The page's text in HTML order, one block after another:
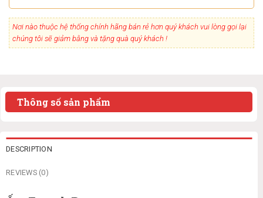
Nơi nào thuộc hệ thống chính hãng bán rẻ hơn quý khách vui lòng gọi lại
chúng tôi sẽ giảm bằng và tặng quà quý khách !
Thông số sản phẩm
DESCRIPTION
REVIEWS (0)